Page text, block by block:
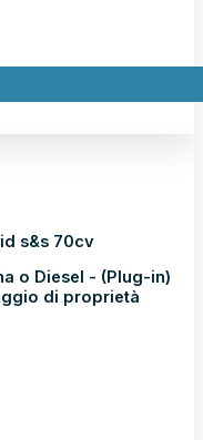
s&s 70cv
o Diesel - (Plug-in)
di proprietà